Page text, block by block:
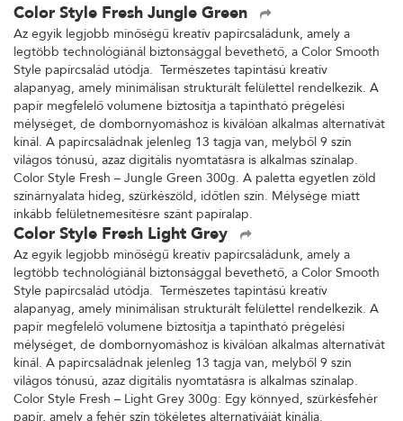
Color Style Fresh Jungle Green
Az egyik legjobb minőségű kreatív papírcsaládunk, amely a
legtöbb technológiánál biztonsággal bevethető, a Color Smooth
Style papírcsalád utódja. Természetes tapintású kreatív
alapanyag, amely minimálisan strukturált felülettel rendelkezik. A
papír megfelelő volumene biztosítja a tapintható prégelési
mélységet, de dombornyomáshoz is kiválóan alkalmas alternatívát
kínál. A papírcsaládnak jelenleg 13 tagja van, melyből 9 szín
világos tónusú, azaz digitális nyomtatásra is alkalmas színalap.
Color Style Fresh – Jungle Green 300g. A paletta egyetlen zöld
színárnyalata hideg, szürkészöld, időtlen szín. Mélysége miatt
inkább felületnemesítésre szánt papíralap.
Color Style Fresh Light Grey
Az egyik legjobb minőségű kreatív papírcsaládunk, amely a
legtöbb technológiánál biztonsággal bevethető, a Color Smooth
Style papírcsalád utódja. Természetes tapintású kreatív
alapanyag, amely minimálisan strukturált felülettel rendelkezik. A
papír megfelelő volumene biztosítja a tapintható prégelési
mélységet, de dombornyomáshoz is kiválóan alkalmas alternatívát
kínál. A papírcsaládnak jelenleg 13 tagja van, melyből 9 szín
világos tónusú, azaz digitális nyomtatásra is alkalmas színalap.
Color Style Fresh – Light Grey 300g: Egy könnyed, szürkésfehér
papír, amely a fehér szín tökéletes alternatíváját kínálja.